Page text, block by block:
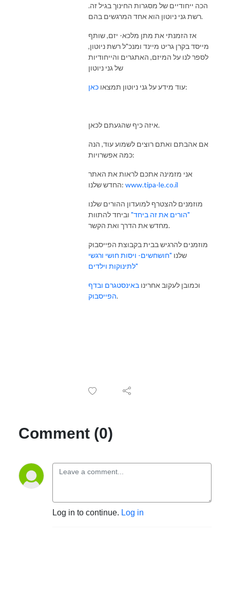
הכה ייחודיים של מסגרות החינוך בגיל זה.
רשת גני ניוטון הוא אחד המרגשים בהם.
אז הזמנתי את מתן מלכא- יזם, שותף
מייסד בקרן גריט מיינד ומנכ"ל רשת ניוטון,
לספר לנו על המיזם, האתגרים והייחודיות
של גני ניוטון
עוד מידע על גני ניוטון תמצאו כאן :
איזה כיף שהגעתם לכאן.
אם אהבתם ואתם רוצים לשמוע עוד, הנה
כמה אפשרויות:
אני מזמינה אתכם לראות את האתר
החדש שלנו: www.tipa-le.co.il
מוזמנים להצטרף למועדון ההורים שלנו
"הורים את זה ביחד" וביחד להתוות
מחדש את הדרך ואת הקשר.
מוזמנים להרגיש בבית בקבוצת הפייסבוק
שלנו "חושחשים- ויסות חושי ורגשי
לתינוקות וילדים"
וכמובן לעקוב אחרינו באינסטגרם ובדף
הפייסבוק.
Comment (0)
Log in to continue. Log in